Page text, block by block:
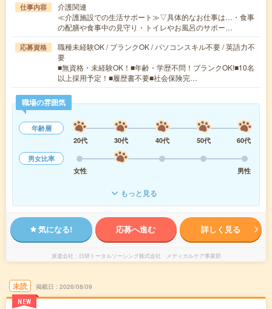
仕事内容
介護関連
≪介護施設での生活サポート≫▽具体的なお仕事は…・食事
の配膳や食事中の見守り・トイレやお風呂のサポー…
応募資格
職種未経験OK / ブランクOK / パソコンスキル不要 / 英語力不
要
■無資格・未経験OK！■年齢・学歴不問！ブランクOK!■10名
以上採用予定！■履歴書不要■社会保険完…
職場の雰囲気
年齢層
20代
30代 40代 50代
60代
男女比率
女性
男性
もっと見る
気になる! 応募へ進む 詳しく見る
派遣会社 日研トータルソーシング株式会社 メディカルケア事業部
未読
NEW
掲載日 2026/08/09